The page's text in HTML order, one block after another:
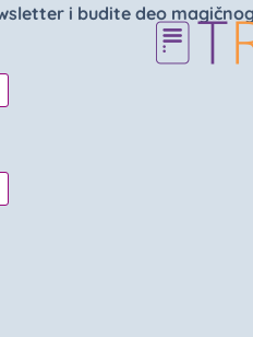
i budite deo